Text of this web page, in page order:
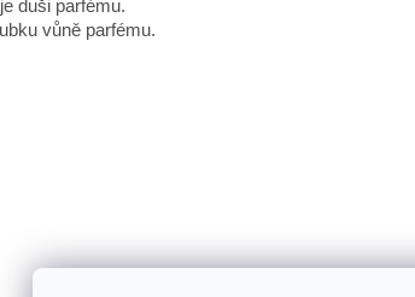
duši parfému.
vůně parfému.